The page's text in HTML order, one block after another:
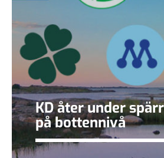
KD åter under
på bottennivå